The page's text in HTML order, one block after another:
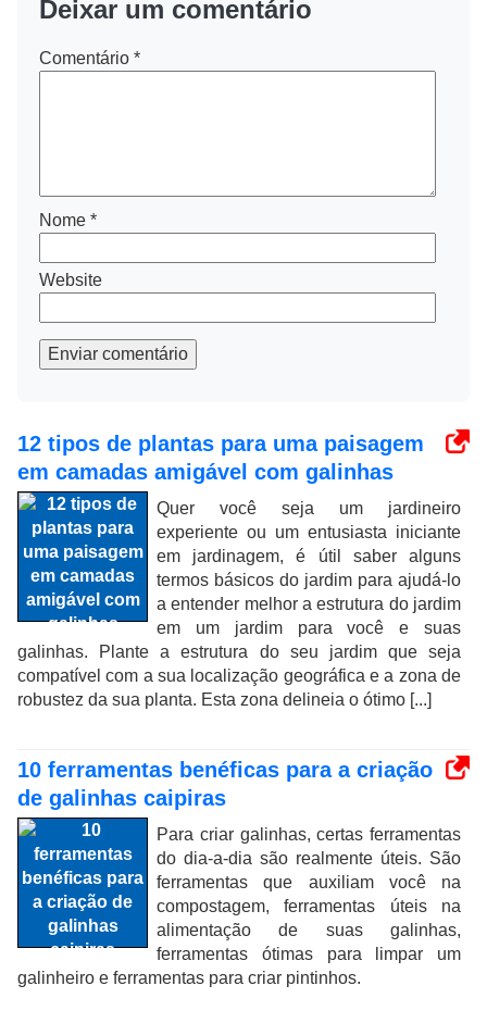
Deixar um comentário
Comentário *
Nome *
Website
Enviar comentário
12 tipos de plantas para uma paisagem
em camadas amigável com galinhas
Quer você seja um jardineiro
experiente ou um entusiasta iniciante
em jardinagem, é útil saber alguns
termos básicos do jardim para ajudá-lo
a entender melhor a estrutura do jardim
em um jardim para você e suas
galinhas. Plante a estrutura do seu jardim que seja
compatível com a sua localização geográfica e a zona de
robustez da sua planta. Esta zona delineia o ótimo [...]
10 ferramentas benéficas para a criação
de galinhas caipiras
Para criar galinhas, certas ferramentas
do dia-a-dia são realmente úteis. São
ferramentas que auxiliam você na
compostagem, ferramentas úteis na
alimentação de suas galinhas,
ferramentas ótimas para limpar um
galinheiro e ferramentas para criar pintinhos.